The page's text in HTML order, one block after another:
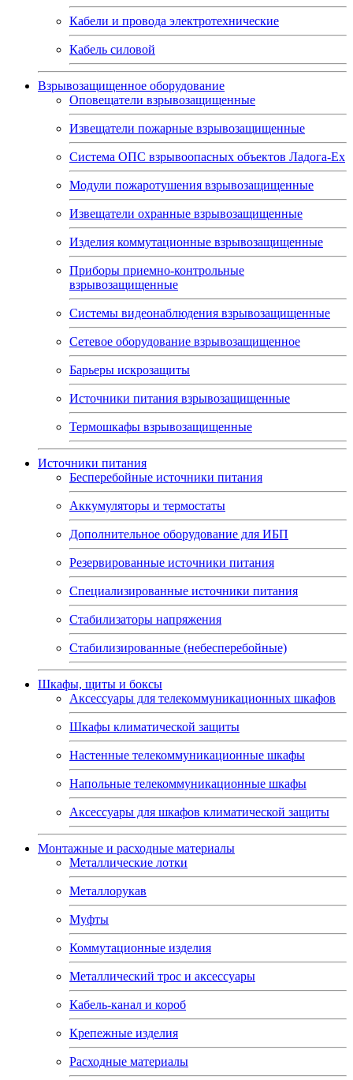
Кабели и провода электротехнические
Кабель силовой
Взрывозащищенное оборудование
Оповещатели взрывозащищенные
Извещатели пожарные взрывозащищенные
Система ОПС взрывоопасных объектов Ладога-Ex
Модули пожаротушения взрывозащищенные
Извещатели охранные взрывозащищенные
Изделия коммутационные взрывозащищенные
Приборы приемно-контрольные
взрывозащищенные
Системы видеонаблюдения взрывозащищенные
Сетевое оборудование взрывозащищенное
Барьеры искрозащиты
Источники питания взрывозащищенные
Термошкафы взрывозащищенные
Источники питания
Бесперебойные источники питания
Аккумуляторы и термостаты
Дополнительное оборудование для ИБП
Резервированные источники питания
Специализированные источники питания
Стабилизаторы напряжения
Стабилизированные (небесперебойные)
Шкафы, щиты и боксы
Аксессуары для телекоммуникационных шкафов
Шкафы климатической защиты
Настенные телекоммуникационные шкафы
Напольные телекоммуникационные шкафы
Аксессуары для шкафов климатической защиты
Монтажные и расходные материалы
Металлические лотки
Металлорукав
Муфты
Коммутационные изделия
Металлический трос и аксессуары
Кабель-канал и короб
Крепежные изделия
Расходные материалы